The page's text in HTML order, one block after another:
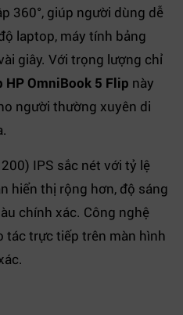
360°, giúp người dùng dễ
laptop, máy tính bảng
giây. Với trọng lượng chỉ
HP OmniBook 5 Flip này
người thường xuyên di
IPS sắc nét với tỷ lệ
hiển thị rộng hơn, độ sáng
chính xác. Công nghệ
tác trực tiếp trên màn hình